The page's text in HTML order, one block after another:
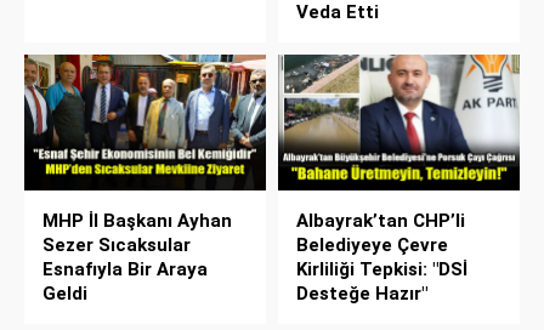
Veda Etti
MHP İl Başkanı Ayhan
Sezer Sıcaksular
Esnafıyla Bir Araya
Geldi
Albayrak’tan CHP’li
Belediyeye Çevre
Kirliliği Tepkisi: "DSİ
Desteğe Hazır"